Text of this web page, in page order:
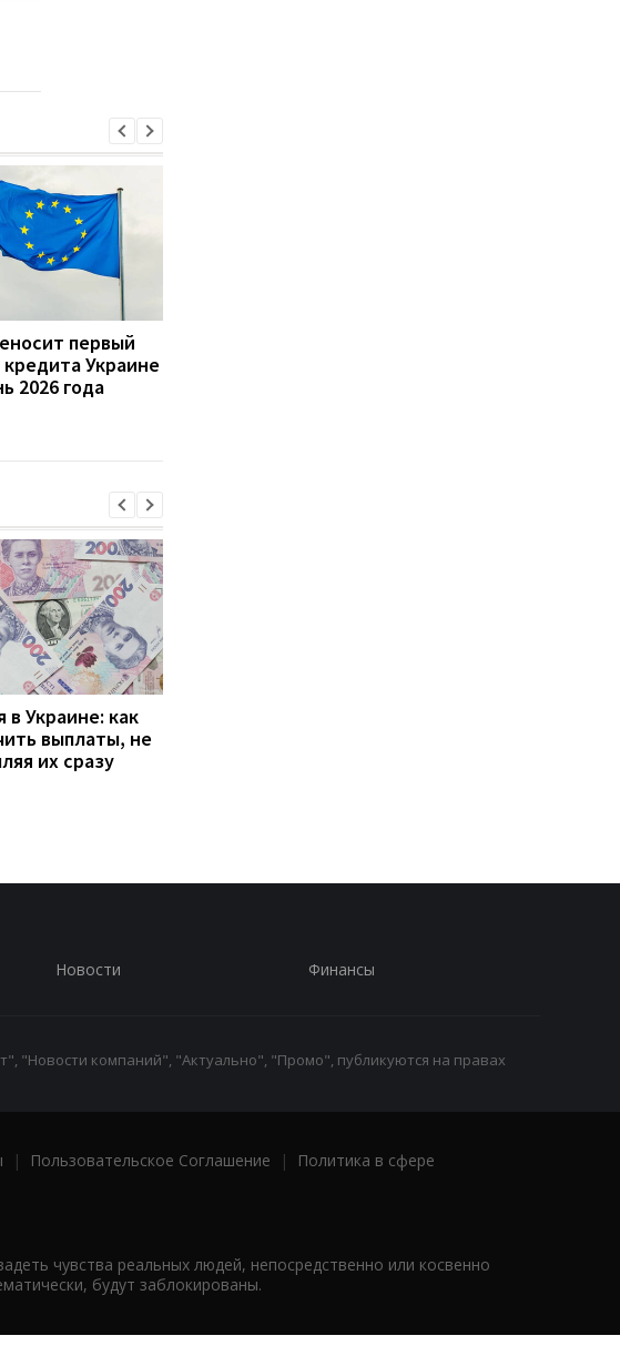
первый
Украине
2026 года
в Украине: как
выплаты, не
их сразу
Новости Финансы
"Новости компаний", "Актуально", "Промо", публикуются на правах
| Пользовательское Соглашение |
Политика в сфере
чувства реальных людей, непосредственно или косвенно
будут заблокированы.